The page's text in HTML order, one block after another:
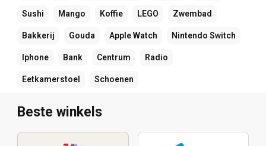
Sushi Mango Koffie LEGO Zwembad
Bakkerij Gouda Apple Watch Nintendo Switch
Iphone Bank Centrum Radio
Eetkamerstoel Schoenen
Beste winkels